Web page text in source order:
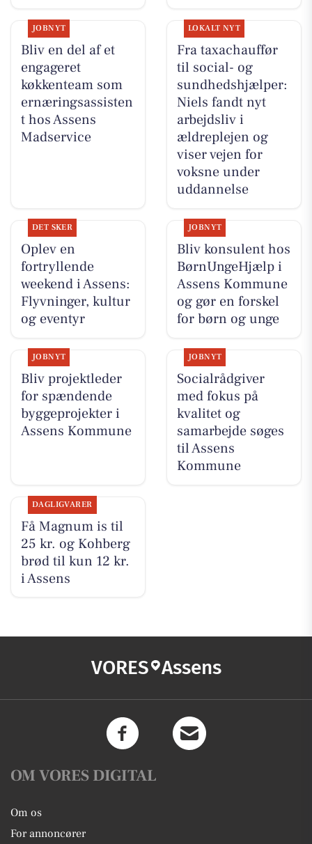
JOBNYT
Bliv en del af et
engageret
køkkenteam som
ernæringsassisten
t hos Assens
Madservice
LOKALT NYT
Fra taxachauffør
til social- og
sundhedshjælper:
Niels fandt nyt
arbejdsliv i
ældreplejen og
viser vejen for
voksne under
uddannelse
DET SKER
Oplev en
fortryllende
weekend i Assens:
Flyvninger, kultur
og eventyr
JOBNYT
Bliv konsulent hos
BørnUngeHjælp i
Assens Kommune
og gør en forskel
for børn og unge
JOBNYT
Bliv projektleder
for spændende
byggeprojekter i
Assens Kommune
JOBNYT
Socialrådgiver
med fokus på
kvalitet og
samarbejde søges
til Assens
Kommune
DAGLIGVARER
Få Magnum is til
25 kr. og Kohberg
brød til kun 12 kr.
i Assens
VORES Assens
OM VORES DIGITAL
Om os
For annoncører